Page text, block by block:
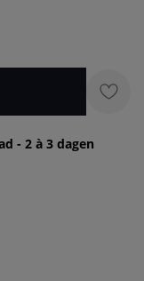
- 2 à 3 dagen